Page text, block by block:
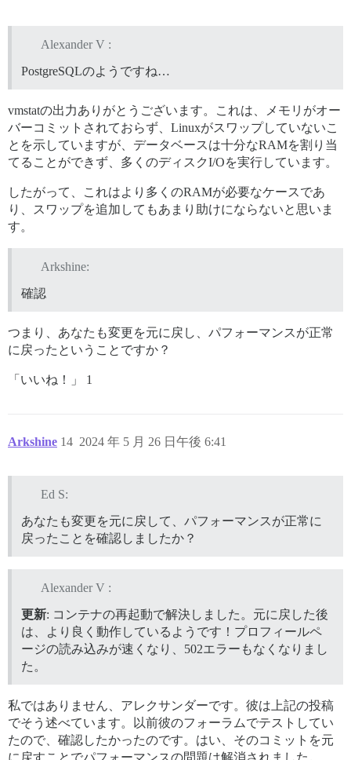
Alexander V :
PostgreSQLのようですね…
vmstatの出力ありがとうございます。これは、メモリがオー
バーコミットされておらず、Linuxがスワップしていないこ
とを示していますが、データベースは十分なRAMを割り当
てることができず、多くのディスクI/Oを実行しています。
したがって、これはより多くのRAMが必要なケースであ
り、スワップを追加してもあまり助けにならないと思いま
す。
Arkshine:
確認
つまり、あなたも変更を元に戻し、パフォーマンスが正常
に戻ったということですか？
「いいね！」 1
Arkshine 2024 年 5 月 26 日午後 6:41
14
Ed S:
あなたも変更を元に戻して、パフォーマンスが正常に
戻ったことを確認しましたか？
Alexander V :
更新: コンテナの再起動で解決しました。元に戻した後
は、より良く動作しているようです！プロフィールペ
ージの読み込みが速くなり、502エラーもなくなりまし
た。
私ではありません、アレクサンダーです。彼は上記の投稿
でそう述べています。以前彼のフォーラムでテストしてい
たので、確認したかったのです。はい、そのコミットを元
に戻すことでパフォーマンスの問題は解消されました。